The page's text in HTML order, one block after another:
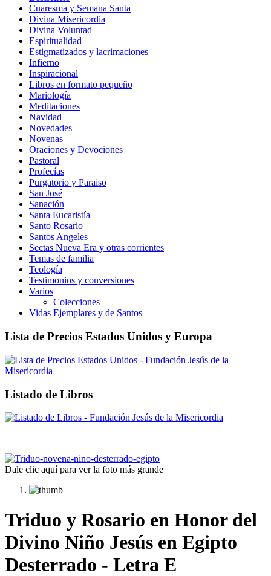
Cuaresma y Semana Santa
Divina Misericordia
Divina Voluntad
Espiritualidad
Estigmatizados y lacrimaciones
Infierno
Inspiracional
Libros en formato pequeño
Mariología
Meditaciones
Navidad
Novedades
Novenas
Oraciones y Devociones
Pastoral
Profecías
Purgatorio y Paraiso
San José
Sanación
Santa Eucaristía
Santo Rosario
Santos Angeles
Sectas Nueva Era y otras corrientes
Temas de familia
Teología
Testimonios y conversiones
Varios
Colecciones
Vidas Ejemplares y de Santos
Lista de Precios Estados Unidos y Europa
Listado de Libros
Dale clic aquí para ver la foto más grande
Triduo y Rosario en Honor del
Divino Niño Jesús en Egipto
Desterrado - Letra E